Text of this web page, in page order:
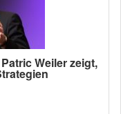
Weiler zeigt,